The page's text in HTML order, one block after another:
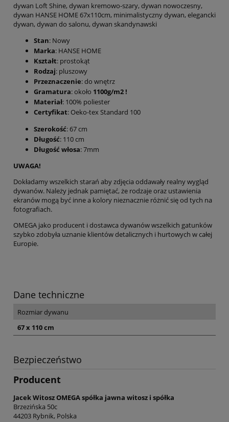
dywan Loft Shine, dywan kremowo-szary, dywan nowoczesny,
dywan HANSE HOME 67x110cm, minimalistyczny dywan, elegancki
dywan, dywan do salonu, dywan skandynawski
Stan: Nowy
Marka: HANSE HOME
Kształt: prostokąt
Rodzaj: pluszowy
Przeznaczenie: do wnętrz
Gramatura: około 1100g/m2 !
Materiał: 100% poliester
Certyfikat: Oeko-tex Standard 100
Szerokość: 67 cm
Długość: 110 cm
Długość włosa: 7mm
UWAGA!
Dokładamy wszelkich starań aby zdjęcia oddawały realny wygląd
dywanów. Należy jednak pamiętać, że rodzaje oraz ustawienia
ekranów mogą być inne a kolory nieznacznie różnić się od tych na
fotografiach.
OMEGA jako producent i dostawca dywanów wszelkich gatunków
szybko zdobyła uznanie klientów detalicznych i hurtowych w całej
Europie.
Dane techniczne
Rozmiar dywanu
67 x 110 cm
Bezpieczeństwo
Producent
Jacek Witosz OMEGA spółka jawna witosz i spółka
Brzezińska 50c
44203 Rybnik, Polska